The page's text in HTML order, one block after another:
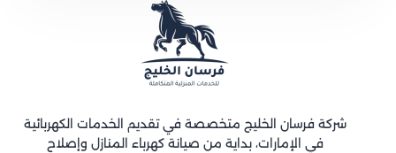
شركة فرسان الخليج متخصصة في تقديم الخدمات الكهربائية
في الإمارات، بداية من صيانة كهرباء المنازل وإصلاح